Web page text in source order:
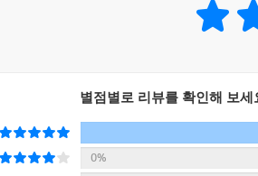
별점별로 리뷰를 확인해 보세
0%